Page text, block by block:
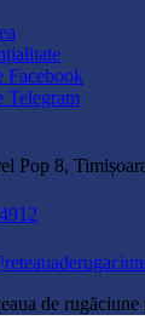
Facebook
Telegram
Pop 8,
de rugăciune